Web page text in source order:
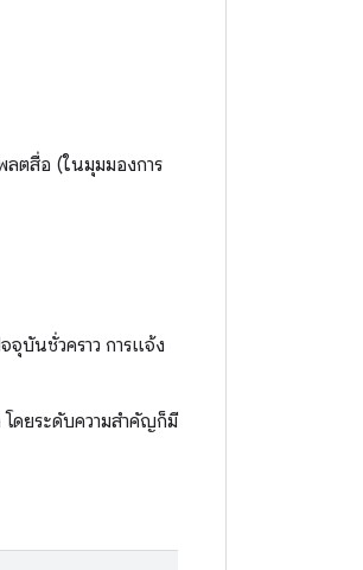
ลตสื่อ (ในมุมมองการ
บันชั่วคราว การแจ้ง
ดยระดับความสำคัญก็มี